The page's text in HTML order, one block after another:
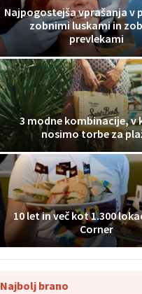
Najpogostejša vprašanja v
zobnimi luskami in
prevlekami
3 modne kombinacije, v
nosimo torbe za
10 let in več kot 1.300
Corner
Najbolj brano